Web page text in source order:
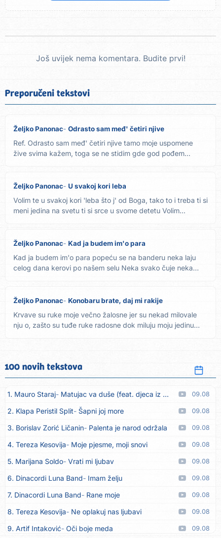
Još uvijek nema komentara. Budite prvi!
Preporučeni tekstovi
Željko Panonac Odrasto sam međ' četiri njive
Ref. Odrasto sam međ' četiri njive tamo moje uspomene
žive svima kažem, toga se ne stidim gde god pođem
Željko Panonac U svakoj kori leba
Volim te u svakoj kori 'leba što j' od Boga, tako to i treba ti si
meni jedina na svetu ti si srce u svome detetu Volim...
Željko Panonac Kad ja budem im'o para
Kad ja budem im'o para popeću se na banderu neka laju
celog dana kerovi po našem selu Neka svako čuje neka
Željko Panonac Konobaru brate, daj mi rakije
Krvave su ruke moje večno žalosne jer su nekad milovale
nju o, zašto su tuđe ruke radosne dok miluju moju jedinu
100 novih tekstova
1. Mauro Staraj Matujac va duše (feat. djeca iz Matulja) 09.08
2. Klapa Peristil Split Šapni joj more 09.08
3. Borislav Zorić Ličanin Palenta je narod održala 09.08
4. Tereza Kesovija Moje pjesme, moji snovi 09.08
5. Marijana Soldo Vrati mi ljubav 09.08
6. Dinacordi Luna Band Imam želju 09.08
7. Dinacordi Luna Band Rane moje 09.08
8. Tereza Kesovija Ne oplakuj nas ljubavi 09.08
9. Artif Intaković Oči boje meda 09.08